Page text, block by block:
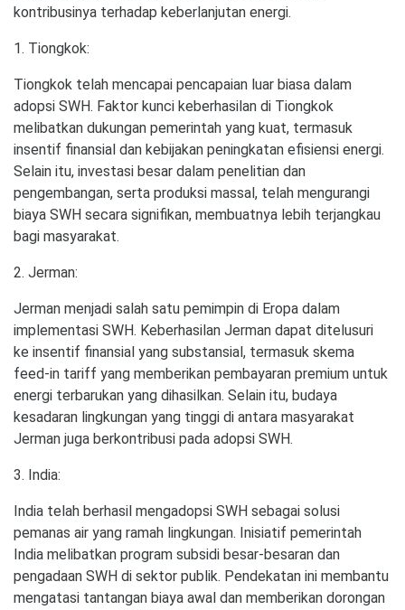
kontribusinya terhadap keberlanjutan energi.
1. Tiongkok:
Tiongkok telah mencapai pencapaian luar biasa dalam
adopsi SWH. Faktor kunci keberhasilan di Tiongkok
melibatkan dukungan pemerintah yang kuat, termasuk
insentif finansial dan kebijakan peningkatan efisiensi energi.
Selain itu, investasi besar dalam penelitian dan
pengembangan, serta produksi massal, telah mengurangi
biaya SWH secara signifikan, membuatnya lebih terjangkau
bagi masyarakat.
2. Jerman:
Jerman menjadi salah satu pemimpin di Eropa dalam
implementasi SWH. Keberhasilan Jerman dapat ditelusuri
ke insentif finansial yang substansial, termasuk skema
feed-in tariff yang memberikan pembayaran premium untuk
energi terbarukan yang dihasilkan. Selain itu, budaya
kesadaran lingkungan yang tinggi di antara masyarakat
Jerman juga berkontribusi pada adopsi SWH.
3. India:
India telah berhasil mengadopsi SWH sebagai solusi
pemanas air yang ramah lingkungan. Inisiatif pemerintah
India melibatkan program subsidi besar-besaran dan
pengadaan SWH di sektor publik. Pendekatan ini membantu
mengatasi tantangan biaya awal dan memberikan dorongan